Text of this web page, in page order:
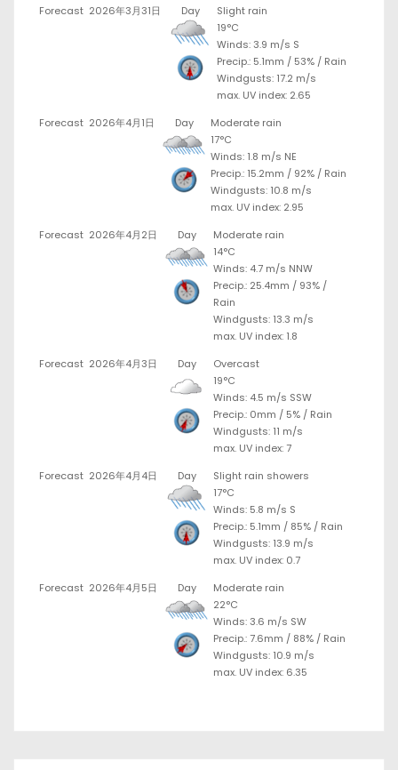
Forecast 2026年3月31日 Day
Slight rain
19°C
Winds: 3.9 m/s S
Precip.: 5.1mm / 53% / Rain
Windgusts: 17.2 m/s
max. UV index: 2.65
Forecast 2026年4月1日 Day
Moderate rain
17°C
Winds: 1.8 m/s NE
Precip.: 15.2mm / 92% / Rain
Windgusts: 10.8 m/s
max. UV index: 2.95
Forecast 2026年4月2日 Day
Moderate rain
14°C
Winds: 4.7 m/s NNW
Precip.: 25.4mm / 93% /
Rain
Windgusts: 13.3 m/s
max. UV index: 1.8
Forecast 2026年4月3日 Day
Overcast
19°C
Winds: 4.5 m/s SSW
Precip.: 0mm / 5% / Rain
Windgusts: 11 m/s
max. UV index: 7
Forecast 2026年4月4日 Day
Slight rain showers
17°C
Winds: 5.8 m/s S
Precip.: 5.1mm / 85% / Rain
Windgusts: 13.9 m/s
max. UV index: 0.7
Forecast 2026年4月5日 Day
Moderate rain
22°C
Winds: 3.6 m/s SW
Precip.:7.6mm / 88% / Rain
Windgusts: 10.9 m/s
max. UV index: 6.35